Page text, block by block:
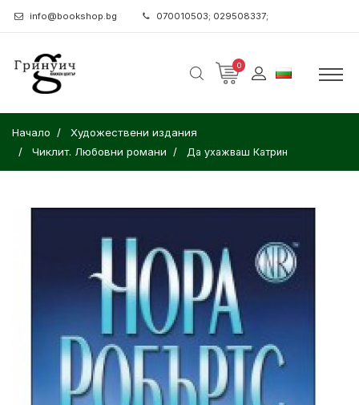
info@bookshop.bg 070010503; 029508337;
0
Начало
Художествени издания
Чиклит. Любовни романи
Да ухажваш Катрин